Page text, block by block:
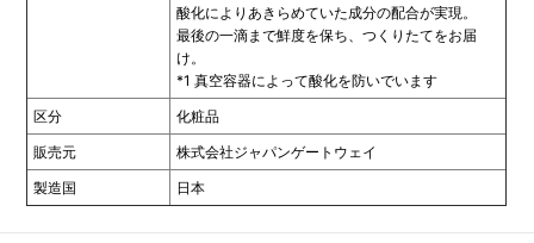
酸化によりあきらめていた成分の配合が実現。
最後の一滴まで鮮度を保ち、つくりたてをお届
け。
*1 真空容器によって酸化を防いでいます
区分
化粧品
販売元
株式会社ジャパンゲートウェイ
製造国
日本